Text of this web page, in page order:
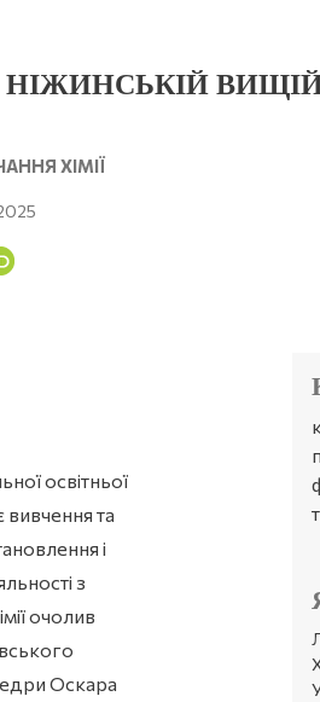
НІЖИНСЬКІЙ
ХІМІЇ
освітньої
вивчення та
і
з
очолив
Оскара